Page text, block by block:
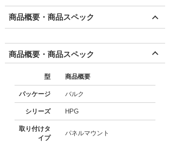
商品概要・商品スペック
商品概要・商品スペック
型 商品概要
パッケージ バルク
シリーズ HPG
取り付けタ
イプ
パネルマウント